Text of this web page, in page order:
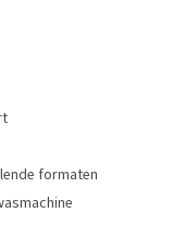
formaten